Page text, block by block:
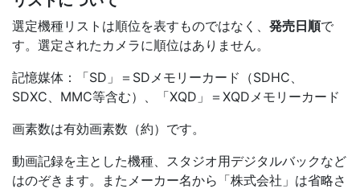
選定機種リストは順位を表すものではなく、 発売日順で
す。選定されたカメラに順位はありません。
記憶媒体：「SD」＝SDメモリーカード（SDHC、
SDXC、MMC等含む）、「XQD」＝XQDメモリーカード
画素数は有効画素数（約）です。
動画記録を主とした機種、スタジオ用デジタルバックなど
はのぞきます。またメーカー名から「株式会社」は省略さ